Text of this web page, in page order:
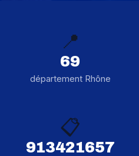
📍
69
département Rhône
📋
913421657